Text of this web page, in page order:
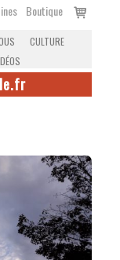
Boutique
Voir
CULTURE